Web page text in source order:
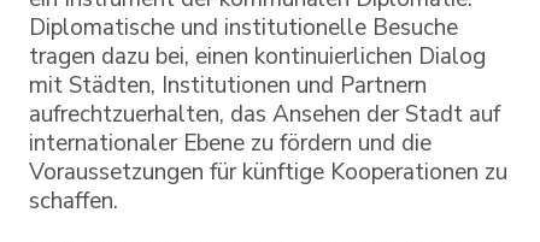
Diplomatische und institutionelle Besuche
tragen dazu bei, einen kontinuierlichen Dialog
mit Städten, Institutionen und Partnern
aufrechtzuerhalten, das Ansehen der Stadt auf
internationaler Ebene zu fördern und die
Voraussetzungen für künftige Kooperationen zu
schaffen.